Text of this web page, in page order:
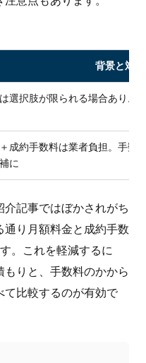
背景と対策
選択肢が限られる場合あり。
成約手数料は業者負担。手数
に
記事ではぼかされがち
通り月額料金と成約手数
。これを軽減するに
りと、手数料のかから
て比較するのが有効で